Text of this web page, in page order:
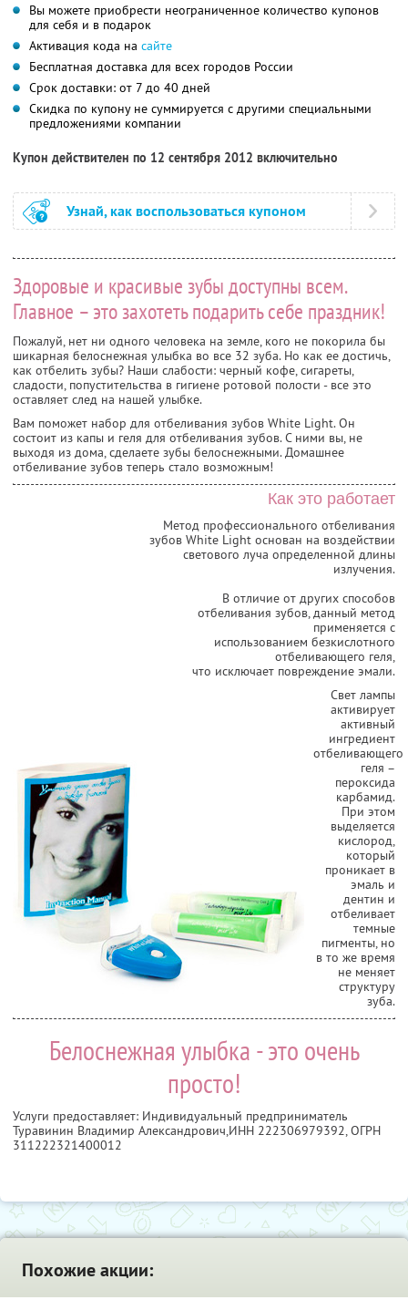
Вы можете приобрести неограниченное количество купонов
для себя и в подарок
Активация кода на сайте
Бесплатная доставка для всех городов России
Срок доставки: от 7 до 40 дней
Скидка по купону не суммируется с другими специальными
предложениями компании
Купон действителен по 12 сентября 2012 включительно
Узнай, как воспользоваться купоном
Здоровые и красивые зубы доступны всем.
Главное – это захотеть подарить себе праздник!
Пожалуй, нет ни одного человека на земле, кого не покорила бы
шикарная белоснежная улыбка во все 32 зуба. Но как ее достичь,
как отбелить зубы? Наши слабости: черный кофе, сигареты,
сладости, попустительства в гигиене ротовой полости - все это
оставляет след на нашей улыбке.
Вам поможет набор для отбеливания зубов White Light. Он
состоит из капы и геля для отбеливания зубов. С ними вы, не
выходя из дома, сделаете зубы белоснежными. Домашнее
отбеливание зубов теперь стало возможным!
Как это работает
Метод профессионального отбеливания
зубов White Light основан на воздействии
светового луча определенной длины
излучения.
В отличие от других способов
отбеливания зубов, данный метод
применяется с
использованием безкислотного
отбеливающего геля,
что исключает повреждение эмали.
Свет лампы
активирует
активный
ингредиент
отбеливающего
геля –
пероксида
карбамид.
При этом
выделяется
кислород,
который
проникает в
эмаль и
дентин и
отбеливает
темные
пигменты, но
в то же время
не меняет
структуру
зуба.
Белоснежная улыбка - это очень
просто!
Услуги предоставляет: Индивидуальный предприниматель
Туравинин Владимир Александрович,ИНН 222306979392, ОГРН
311222321400012
Похожие акции: